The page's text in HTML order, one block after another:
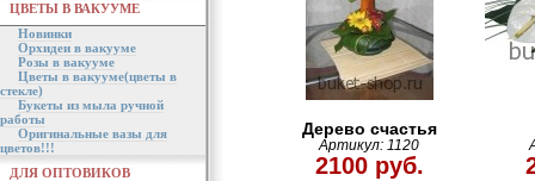
ЦВЕТЫ В ВАКУУМЕ
Новинки
Орхидеи в вакууме
Розы в вакууме
Цветы в вакууме(цветы в
стекле)
Букеты из мыла ручной
работы
Оригинальные вазы для
цветов!!!
ДЛЯ ОПТОВИКОВ
Дерево счастья
Артикул: 1120
2100 руб.